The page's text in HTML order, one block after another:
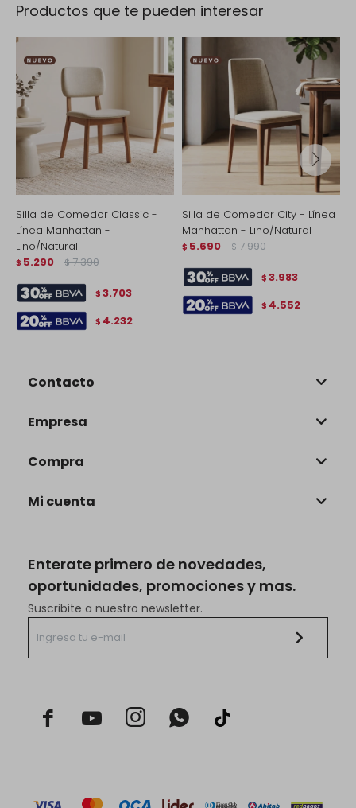
Productos que te pueden interesar
Silla de Comedor Classic -
Línea Manhattan -
Lino/Natural
$ 5.290 $ 7.390
$ 3.703
$ 4.232
Silla de Comedor City - Línea
Manhattan - Lino/Natural
$ 5.690 $ 7.990
$ 3.983
$ 4.552
Enterate primero de novedades,
oportunidades, promociones y mas.
Suscribite a nuestro newsletter.
  
Contacto
Empresa
Compra
Mi cuenta